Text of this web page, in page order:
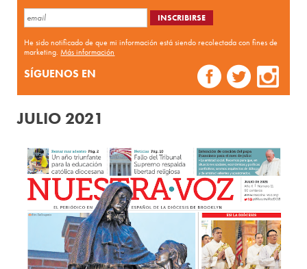
He sido notificado de que mi información está siendo recolectada con fines de
marketing.Más información
SÍGUENOS EN
JULIO 2021